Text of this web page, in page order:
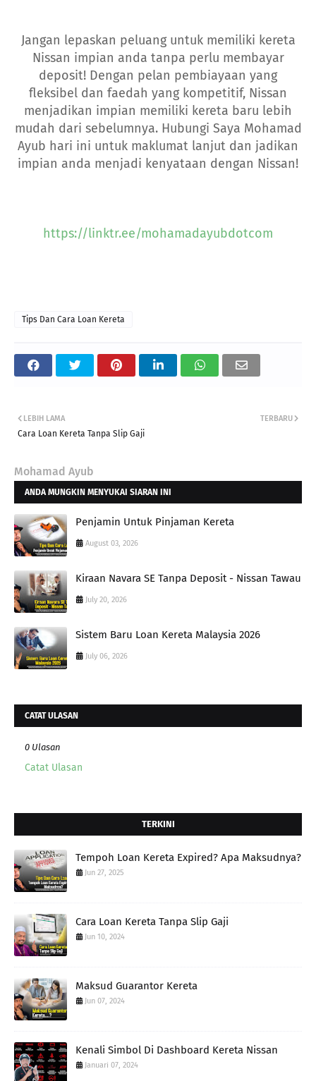
Jangan lepaskan peluang untuk memiliki kereta
Nissan impian anda tanpa perlu membayar
deposit! Dengan pelan pembiayaan yang
fleksibel dan faedah yang kompetitif, Nissan
menjadikan impian memiliki kereta baru lebih
mudah dari sebelumnya. Hubungi Saya Mohamad
Ayub hari ini untuk maklumat lanjut dan jadikan
impian anda menjadi kenyataan dengan Nissan!
https://linktr.ee/mohamadayubdotcom
Tips Dan Cara Loan Kereta
TERBARU
LEBIH LAMA
Cara Loan Kereta Tanpa Slip Gaji
Mohamad Ayub
ANDA MUNGKIN MENYUKAI SIARAN INI
Penjamin Untuk Pinjaman Kereta
August 03, 2026
Kiraan Navara SE Tanpa Deposit - Nissan Tawau
July 20, 2026
Sistem Baru Loan Kereta Malaysia 2026
July 06, 2026
CATAT ULASAN
0 Ulasan
Catat Ulasan
TERKINI
Tempoh Loan Kereta Expired? Apa Maksudnya?
Jun 27, 2025
Cara Loan Kereta Tanpa Slip Gaji
Jun 10, 2024
Maksud Guarantor Kereta
Jun 07, 2024
Kenali Simbol Di Dashboard Kereta Nissan
Januari 07, 2024